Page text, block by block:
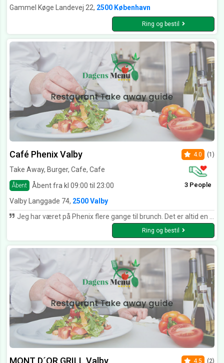
Gammel Køge Landevej 22, 2500 København
Ring og bestil
Café Phenix Valby
Take Away, Burger, Cafe, Cafe
Åbent Åbent fra kl 09:00 til 23:00
4.0 (1)
3 People
Valby Langgade 74, 2500 Valby
Jeg har været på Phenix flere gange til brunch. Det er altid en god oplevelse.
Ring og bestil
MONT D´OR GRILL Valby 4.5 (2)